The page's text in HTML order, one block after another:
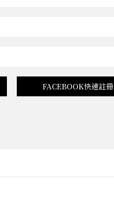
FACEBOOK快速註冊